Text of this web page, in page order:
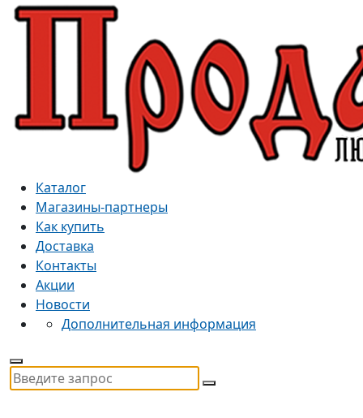
Каталог
Магазины-партнеры
Как купить
Доставка
Контакты
Акции
Новости
Дополнительная информация